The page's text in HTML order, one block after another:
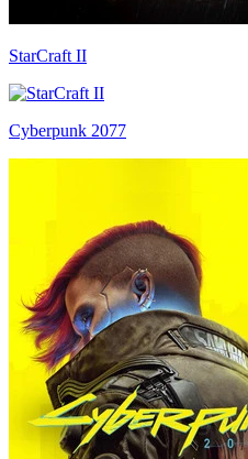
StarCraft II
Cyberpunk 2077